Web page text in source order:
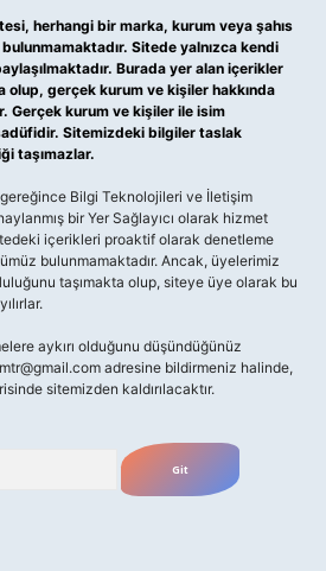
herhangi bir marka, kurum veya şahıs
Sitede yalnızca kendi
Burada yer alan içerikler
olup, gerçek kurum ve kişiler hakkında
Gerçek kurum ve kişiler ile isim
Sitemizdeki bilgiler taslak
taşımazlar.
gereğince Bilgi Teknolojileri ve İletişim
bir Yer Sağlayıcı olarak hizmet
içerikleri proaktif olarak denetleme
bulunmamaktadır. Ancak, üyelerimiz
taşımakta olup, siteye üye olarak bu
aykırı olduğunu düşündüğünüz
adresine bildirmeniz halinde,
sitemizden kaldırılacaktır.